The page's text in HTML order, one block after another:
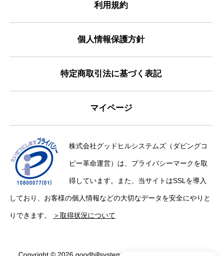
利用規約
個人情報保護方針
特定商取引法に基づく表記
マイページ
株式会社グッドヒルシステムズ（ダビングコ
ピー革命運営）は、プライバシーマークを取
得しています。また、当サイトはSSLを導入
しており、お客様の個人情報などの大切なデータを安全にやりと
りできます。 ＞取得状況について
Copyright © 2026 goodhillsystems Inc. All Rights Reserved.